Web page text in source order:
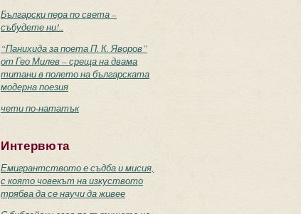
Български пера по света –
събудете ни!..
“Панихида за поета П. К. Яворов”
от Гео Милев – среща на двама
титани в полето на българската
модерна поезия
чети по-нататък
Интервюта
Емигрантството е съдба и мисия,
с която човекът на изкуството
трябва да се научи да живее